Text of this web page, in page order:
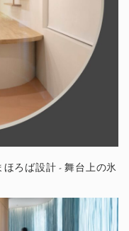
ろば設計 - 舞台上の氷